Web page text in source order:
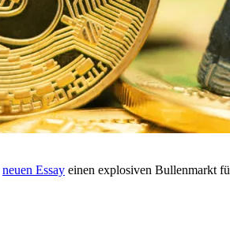
neuen Essay einen explosiven Bullenmarkt